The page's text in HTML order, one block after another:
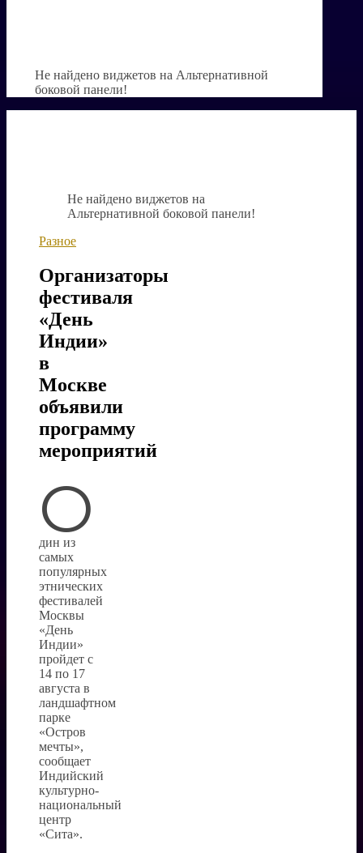
Не найдено виджетов на Альтернативной
боковой панели!
Не найдено виджетов на
Альтернативной боковой панели!
Разное
Организаторы
фестиваля
«День
Индии»
в
Москве
объявили
программу
мероприятий
О
дин из
самых
популярных
этнических
фестивалей
Москвы
«День
Индии»
пройдет с
14 по 17
августа в
ландшафтном
парке
«Остров
мечты»,
сообщает
Индийский
культурно-
национальный
центр
«Сита».